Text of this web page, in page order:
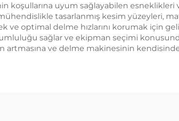
koşullarına uyum sağlayabilen esneklikleri
tasarlanmış kesim yüzeyleri,
ve optimal delme hızlarını korumak için
sağlar ve ekipman seçimi
ve delme makinesinin